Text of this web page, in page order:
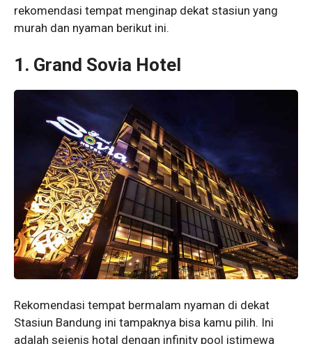
rekomendasi tempat menginap dekat stasiun yang
murah dan nyaman berikut ini.
1. Grand Sovia Hotel
Rekomendasi tempat bermalam nyaman di dekat
Stasiun Bandung ini tampaknya bisa kamu pilih. Ini
adalah sejenis hotal dengan infinity pool istimewa